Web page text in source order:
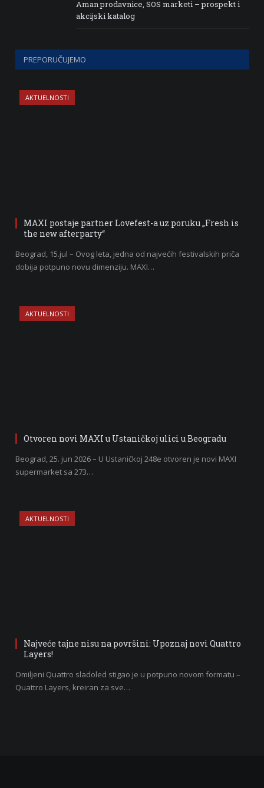
Aman prodavnice, SOS marketi – prospekt i
akcijski katalog
PREPORUČUJEMO
AKTUELNOSTI
MAXI postaje partner Lovefest-a uz poruku „Fresh is
the new afterparty“
Beograd, 15.jul – Ovog leta, jedna od najvećih festivalskih priča
dobija potpuno novu dimenziju. MAXI…
AKTUELNOSTI
Otvoren novi MAXI u Ustaničkoj ulici u Beogradu
Beograd, 25. jun 2026 – U Ustaničkoj 248e otvoren je novi MAXI
supermarket sa 273…
AKTUELNOSTI
Najveće tajne nisu na površini: Upoznaj novi Quattro
Layers!
Omiljeni Quattro sladoled stigao je u potpuno novom formatu –
Quattro Layers, kreiran za sve…